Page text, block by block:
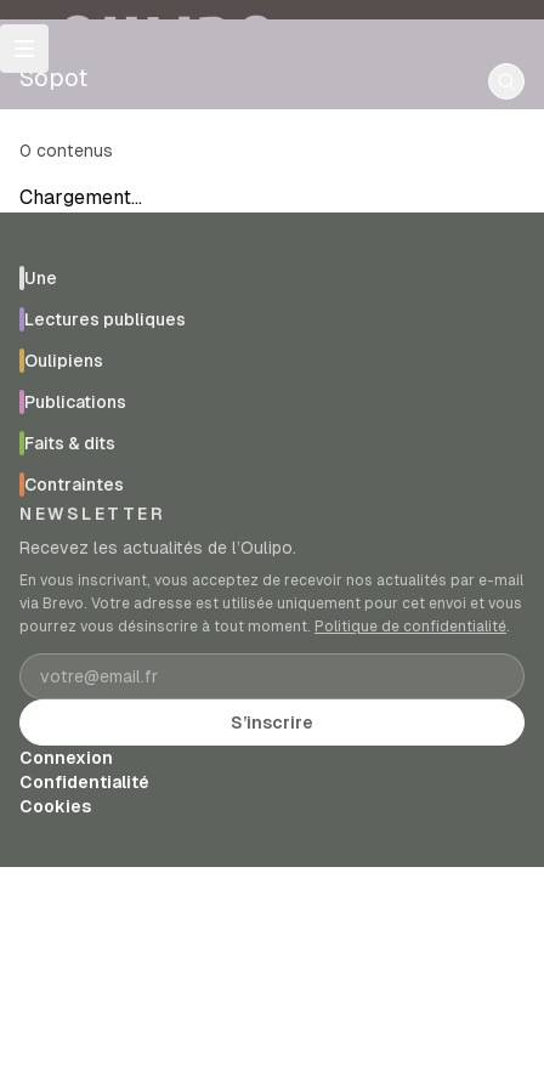
OULIPO
Sopot
0 contenus
Chargement…
Une
Lectures publiques
Oulipiens
Publications
Faits & dits
Contraintes
NEWSLETTER
Recevez les actualités de l’Oulipo.
En vous inscrivant, vous acceptez de recevoir nos actualités par e-mail
via Brevo. Votre adresse est utilisée uniquement pour cet envoi et vous
pourrez vous désinscrire à tout moment. Politique de confidentialité.
Adresse e-mail
S’inscrire
Connexion
Confidentialité
Cookies